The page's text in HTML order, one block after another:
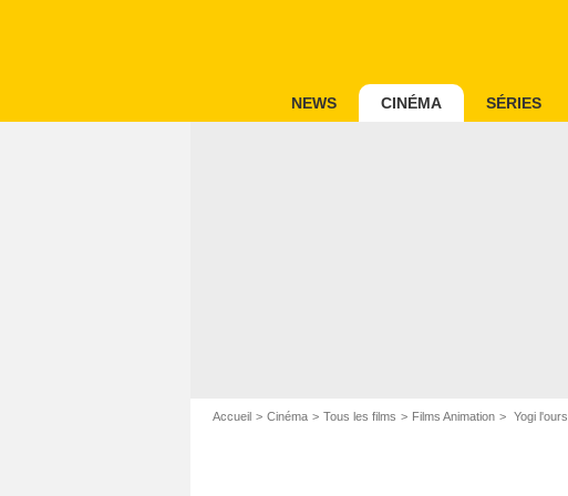
NEWS CINÉMA SÉRIES
Accueil Cinéma Tous les films Films Animation Yogi